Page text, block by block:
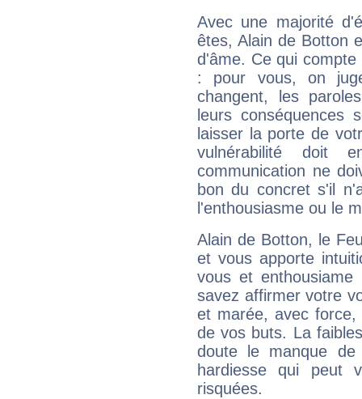
Avec une majorité
êtes, Alain de Botton
d'âme. Ce qui
: pour vous, on
changent, les
leurs conséquences
laisser la porte de
vulnérabilité doit
communication ne
bon du concret s'il
l'enthousiasme ou le
Alain de Botton, le
et vous apporte
vous et
savez affirmer votre
et marée, avec
de vos buts. La
doute le manque
hardiesse qui peut
risquées.